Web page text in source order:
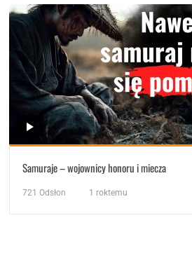
Samuraje – wojownicy honoru i miecza
721 Odsłon 1 roktemu